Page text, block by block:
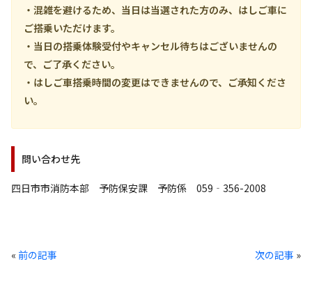
・混雑を避けるため、当日は当選された方のみ、はしご車に
ご搭乗いただけます。
・当日の搭乗体験受付やキャンセル待ちはございませんの
で、ご了承ください。
・はしご車搭乗時間の変更はできませんので、ご承知くださ
い。
問い合わせ先
四日市市消防本部 予防保安課 予防係 059‐356-2008
« 前の記事 次の記事 »